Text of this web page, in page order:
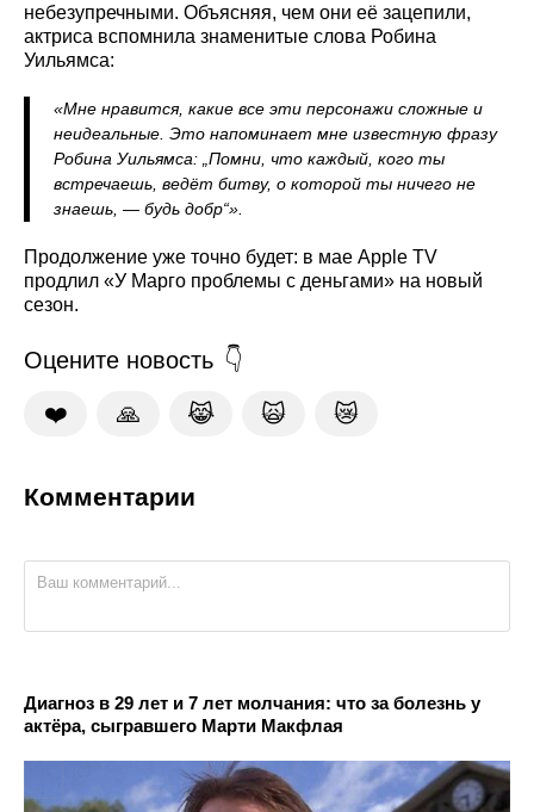
небезупречными. Объясняя, чем они её зацепили,
актриса вспомнила знаменитые слова Робина
Уильямса:
«Мне нравится, какие все эти персонажи сложные и
неидеальные. Это напоминает мне известную фразу
Робина Уильямса: „Помни, что каждый, кого ты
встречаешь, ведёт битву, о которой ты ничего не
знаешь, — будь добр“».
Продолжение уже точно будет: в мае Apple TV
продлил «У Марго проблемы с деньгами» на новый
сезон.
Оцените новость
❤️ 🙏 😹 🙀 😿
Комментарии
Диагноз в 29 лет и 7 лет молчания: что за болезнь у
актёра, сыгравшего Марти Макфлая